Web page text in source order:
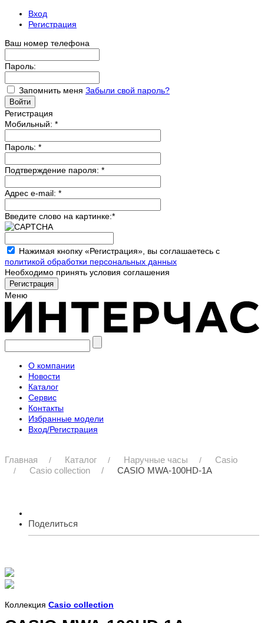
Вход
Регистрация
Ваш номер телефона
Пароль:
Запомнить меня Забыли свой пароль?
Регистрация
Мобильный: *
Пароль: *
Подтверждение пароля: *
Адрес e-mail: *
Введите слово на картинке:*
Нажимая кнопку «Регистрация», вы соглашаетесь с
политикой обработки персональных данных
Необходимо принять условия соглашения
Меню
О компании
Новости
Каталог
Сервис
Контакты
Избранные модели
Вход/Регистрация
Главная Каталог Наручные часы
Casio
Casio collection
CASIO MWA-100HD-1A
Поделиться
Коллекция Casio collection